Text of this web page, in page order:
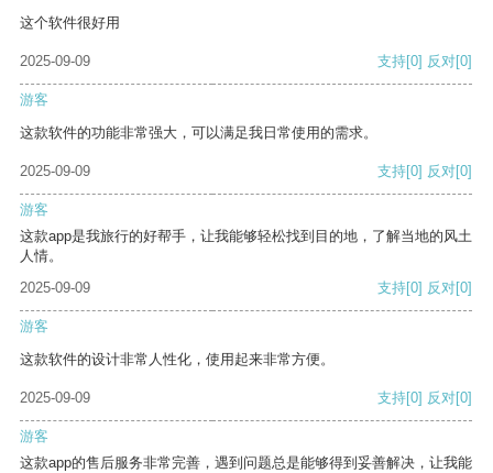
这个软件很好用
2025-09-09 支持[0] 反对[0]
游客
这款软件的功能非常强大，可以满足我日常使用的需求。
2025-09-09 支持[0] 反对[0]
游客
这款app是我旅行的好帮手，让我能够轻松找到目的地，了解当地的风土
人情。
2025-09-09
支持[0] 反对[0]
游客
这款软件的设计非常人性化，使用起来非常方便。
2025-09-09 支持[0] 反对[0]
游客
这款app的售后服务非常完善，遇到问题总是能够得到妥善解决，让我能